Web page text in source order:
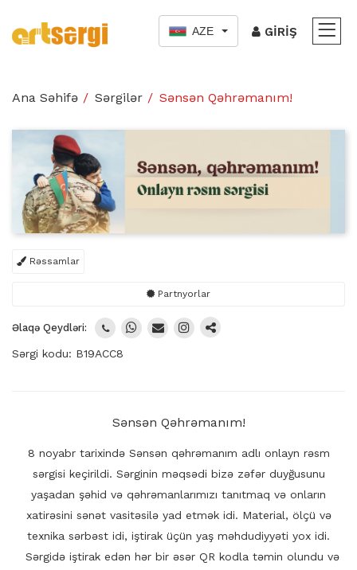
AZE GIRIŞ
Ana Səhifə Sərgilər Sənsən Qəhrəmanım!
Rəssamlar
Partnyorlar
Əlaqə Qeydləri:
Sərgi kodu: B19ACC8
Sənsən Qəhrəmanım!
8 noyabr tarixində Sənsən qəhrəmanım adlı onlayn rəsm
sərgisi keçirildi. Sərginin məqsədi bizə zəfər duyğusunu
yaşadan şəhid və qəhrəmanlarımızı tanıtmaq və onların
xatirəsini sənət vasitəsilə yad etmək idi. Material, ölçü və
texnika sərbəst idi, iştirak üçün yaş məhdudiyyəti yox idi.
Sərgidə iştirak edən hər bir əsər QR kodla təmin olundu və